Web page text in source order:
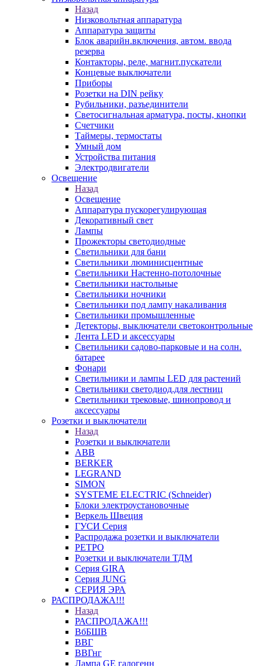
Назад
Низковольтная аппаратура
Аппаратура защиты
Блок аварийн.включения, автом. ввода
резерва
Контакторы, реле, магнит.пускатели
Концевые выключатели
Приборы
Розетки на DIN рейку
Рубильники, разъединители
Светосигнальная арматура, посты, кнопки
Счетчики
Таймеры, термостаты
Умный дом
Устройства питания
Электродвигатели
Освещение
Назад
Освещение
Аппаратура пускорегулирующая
Декоративный свет
Лампы
Прожекторы светодиодные
Светильники для бани
Светильники люминисцентные
Светильники Настенно-потолочные
Светильники настольные
Светильники ночники
Светильники под лампу накаливания
Светильники промышленные
Детекторы, выключатели светоконтрольные
Лента LED и аксессуары
Светильники садово-парковые и на солн.
батарее
Фонари
Светильники и лампы LED для растений
Светильники светодиод.для лестниц
Светильники трековые, шинопровод и
аксессуары
Розетки и выключатели
Назад
Розетки и выключатели
ABB
BERKER
LEGRAND
SIMON
SYSTEME ELECTRIC (Schneider)
Блоки электроустановочные
Веркель Швеция
ГУСИ Серия
Распродажа розетки и выключатели
РЕТРО
Розетки и выключатели ТДМ
Серия GIRA
Серия JUNG
СЕРИЯ ЭРА
РАСПРОДАЖА!!!
Назад
РАСПРОДАЖА!!!
ВбБШВ
ВВГ
ВВГнг
Лампа GE галогенн